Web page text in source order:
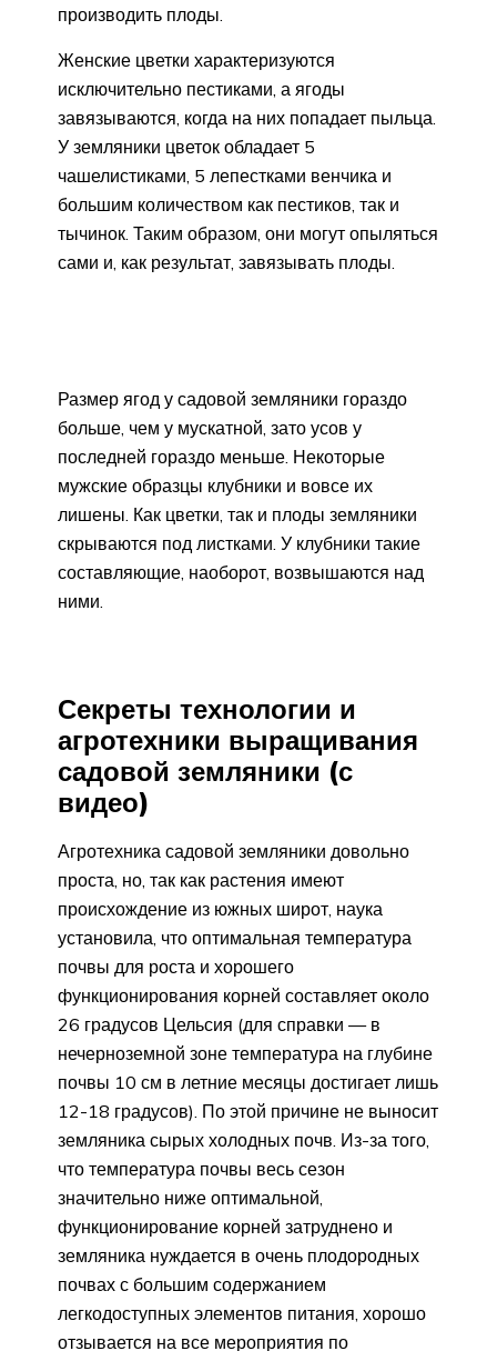
производить плоды.
Женские цветки характеризуются
исключительно пестиками, а ягоды
завязываются, когда на них попадает пыльца.
У земляники цветок обладает 5
чашелистиками, 5 лепестками венчика и
большим количеством как пестиков, так и
тычинок. Таким образом, они могут опыляться
сами и, как результат, завязывать плоды.
Размер ягод у садовой земляники гораздо
больше, чем у мускатной, зато усов у
последней гораздо меньше. Некоторые
мужские образцы клубники и вовсе их
лишены. Как цветки, так и плоды земляники
скрываются под листками. У клубники такие
составляющие, наоборот, возвышаются над
ними.
Секреты технологии и
агротехники выращивания
садовой земляники (с
видео)
Агротехника садовой земляники довольно
проста, но, так как растения имеют
происхождение из южных широт, наука
установила, что оптимальная температура
почвы для роста и хорошего
функционирования корней составляет около
26 градусов Цельсия (для справки — в
нечерноземной зоне температура на глубине
почвы 10 см в летние месяцы достигает лишь
12-18 градусов). По этой причине не выносит
земляника сырых холодных почв. Из-за того,
что температура почвы весь сезон
значительно ниже оптимальной,
функционирование корней затруднено и
земляника нуждается в очень плодородных
почвах с большим содержанием
легкодоступных элементов питания, хорошо
отзывается на все мероприятия по